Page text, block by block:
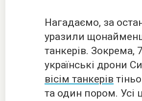
Нагадаємо, за
уразили
танкерів. Зокрема,
українські дрони
вісім танкерів
та один пором. Усі